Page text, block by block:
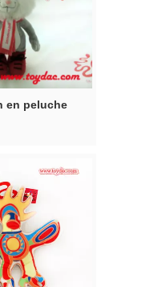
en peluche